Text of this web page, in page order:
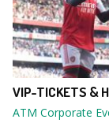
VIP-TICKETS &
ATM Corporate